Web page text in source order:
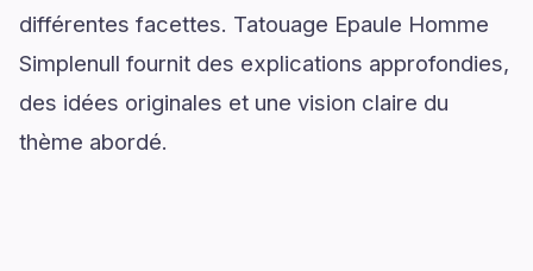
différentes facettes. Tatouage Epaule Homme
Simplenull fournit des explications approfondies,
des idées originales et une vision claire du
thème abordé.